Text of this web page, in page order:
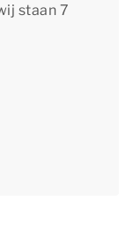
staan 7